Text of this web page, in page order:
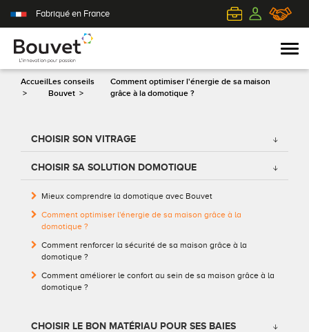
Fabriqué en France
Accueil
>
Les conseils
Bouvet >
Comment optimiser l'énergie de sa maison
grâce à la domotique ?
CHOISIR SON VITRAGE
CHOISIR SA SOLUTION DOMOTIQUE
Mieux comprendre la domotique avec Bouvet
Comment optimiser l'énergie de sa maison grâce à la
domotique ?
Comment renforcer la sécurité de sa maison grâce à la
domotique ?
Comment améliorer le confort au sein de sa maison grâce à la
domotique ?
CHOISIR LE BON MATÉRIAU POUR SES BAIES
Mixte
Aluminium
Bois
Nos portes-fenêtres
Toutes nos fenêtres
Conseils pour choisir
Volets battants
Volets coulissants
Tous nos volets
Conseils pour choisir
Demander un devis
Tous nos accessoires volets roulants
Alu
Bois
PVC
Toutes nos portes d'entrée
Contemporaine
Classique
L'innovation pour passion
Le client au cœur de nos préoccupations
L'efficience industrielle
Le respect de l'environnement